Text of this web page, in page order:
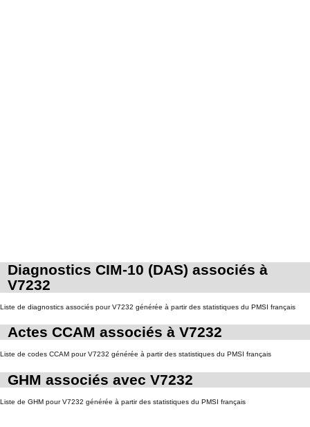
Diagnostics CIM-10 (DAS) associés à
V7232
Liste de diagnostics associés pour V7232 générée à partir des statistiques du PMSI français
Actes CCAM associés à V7232
Liste de codes CCAM pour V7232 générée à partir des statistiques du PMSI français
GHM associés avec V7232
Liste de GHM pour V7232 générée à partir des statistiques du PMSI français